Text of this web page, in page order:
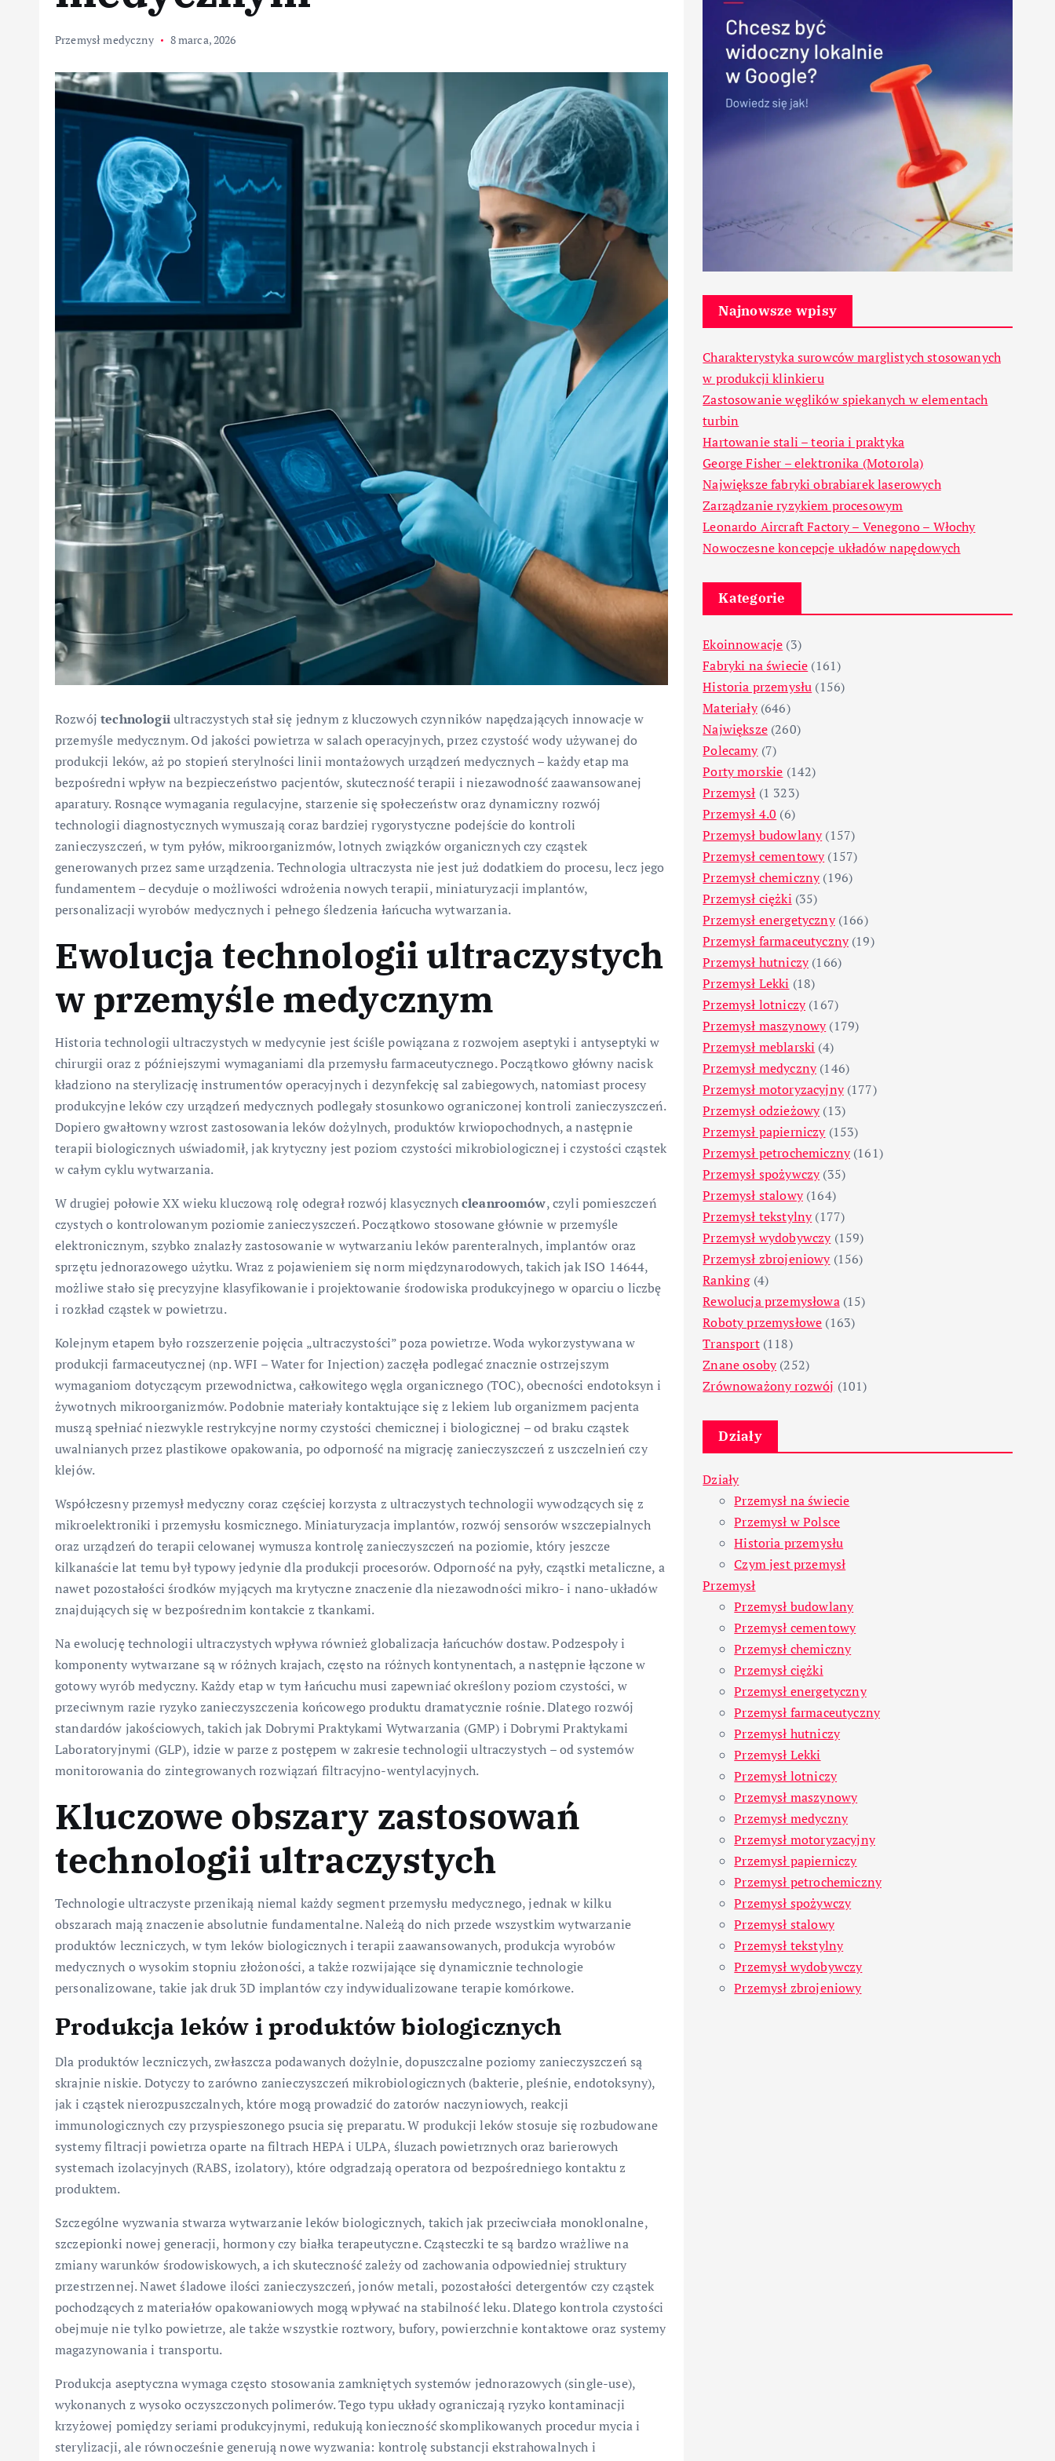
Przemysł medyczny 8 marca, 2026
Rozwójtechnologiiultraczystych stał się jednym z kluczowych czynników napędzających innowacje w
przemyśle medycznym. Od jakości powietrza w salach operacyjnych, przez czystość wody używanej do
produkcji leków, aż po stopień sterylności linii montażowych urządzeń medycznych – każdy etap ma
bezpośredni wpływ na bezpieczeństwo pacjentów, skuteczność terapii i niezawodność zaawansowanej
aparatury. Rosnące wymagania regulacyjne, starzenie się społeczeństw oraz dynamiczny rozwój
technologii diagnostycznych wymuszają coraz bardziej rygorystyczne podejście do kontroli
zanieczyszczeń, w tym pyłów, mikroorganizmów, lotnych związków organicznych czy cząstek
generowanych przez same urządzenia. Technologia ultraczysta nie jest już dodatkiem do procesu, lecz jego
fundamentem – decyduje o możliwości wdrożenia nowych terapii, miniaturyzacji implantów,
personalizacji wyrobów medycznych i pełnego śledzenia łańcucha wytwarzania.
Ewolucja technologii ultraczystych
w przemyśle medycznym
Historia technologii ultraczystych w medycynie jest ściśle powiązana z rozwojem aseptyki i antyseptyki w
chirurgii oraz z późniejszymi wymaganiami dla przemysłu farmaceutycznego. Początkowo główny nacisk
kładziono na sterylizację instrumentów operacyjnych i dezynfekcję sal zabiegowych, natomiast procesy
produkcyjne leków czy urządzeń medycznych podlegały stosunkowo ograniczonej kontroli zanieczyszczeń.
Dopiero gwałtowny wzrost zastosowania leków dożylnych, produktów krwiopochodnych, a następnie
terapii biologicznych uświadomił, jak krytyczny jest poziom czystości mikrobiologicznej i czystości cząstek
w całym cyklu wytwarzania.
W drugiej połowie XX wieku kluczową rolę odegrał rozwój klasycznychcleanroomów, czyli pomieszczeń
czystych o kontrolowanym poziomie zanieczyszczeń. Początkowo stosowane głównie w przemyśle
elektronicznym, szybko znalazły zastosowanie w wytwarzaniu leków parenteralnych, implantów oraz
sprzętu jednorazowego użytku. Wraz z pojawieniem się norm międzynarodowych, takich jak ISO 14644,
możliwe stało się precyzyjne klasyfikowanie i projektowanie środowiska produkcyjnego w oparciu o liczbę
i rozkład cząstek w powietrzu.
Kolejnym etapem było rozszerzenie pojęcia „ultraczystości” poza powietrze. Woda wykorzystywana w
produkcji farmaceutycznej (np. WFI – Water for Injection) zaczęła podlegać znacznie ostrzejszym
wymaganiom dotyczącym przewodnictwa, całkowitego węgla organicznego (TOC), obecności endotoksyn i
żywotnych mikroorganizmów. Podobnie materiały kontaktujące się z lekiem lub organizmem pacjenta
muszą spełniać niezwykle restrykcyjne normy czystości chemicznej i biologicznej – od braku cząstek
uwalnianych przez plastikowe opakowania, po odporność na migrację zanieczyszczeń z uszczelnień czy
klejów.
Współczesny przemysł medyczny coraz częściej korzysta z ultraczystych technologii wywodzących się z
mikroelektroniki i przemysłu kosmicznego. Miniaturyzacja implantów, rozwój sensorów wszczepialnych
oraz urządzeń do terapii celowanej wymusza kontrolę zanieczyszczeń na poziomie, który jeszcze
kilkanaście lat temu był typowy jedynie dla produkcji procesorów. Odporność na pyły, cząstki metaliczne, a
nawet pozostałości środków myjących ma krytyczne znaczenie dla niezawodności mikro- i nano-układów
znajdujących się w bezpośrednim kontakcie z tkankami.
Na ewolucję technologii ultraczystych wpływa również globalizacja łańcuchów dostaw. Podzespoły i
komponenty wytwarzane są w różnych krajach, często na różnych kontynentach, a następnie łączone w
gotowy wyrób medyczny. Każdy etap w tym łańcuchu musi zapewniać określony poziom czystości, w
przeciwnym razie ryzyko zanieczyszczenia końcowego produktu dramatycznie rośnie. Dlatego rozwój
standardów jakościowych, takich jak Dobrymi Praktykami Wytwarzania (GMP) i Dobrymi Praktykami
Laboratoryjnymi (GLP), idzie w parze z postępem w zakresie technologii ultraczystych – od systemów
monitorowania do zintegrowanych rozwiązań filtracyjno-wentylacyjnych.
Kluczowe obszary zastosowań
technologii ultraczystych
Technologie ultraczyste przenikają niemal każdy segment przemysłu medycznego, jednak w kilku
obszarach mają znaczenie absolutnie fundamentalne. Należą do nich przede wszystkim wytwarzanie
produktów leczniczych, w tym leków biologicznych i terapii zaawansowanych, produkcja wyrobów
medycznych o wysokim stopniu złożoności, a także rozwijające się dynamicznie technologie
personalizowane, takie jak druk 3D implantów czy indywidualizowane terapie komórkowe.
Produkcja leków i produktów biologicznych
Dla produktów leczniczych, zwłaszcza podawanych dożylnie, dopuszczalne poziomy zanieczyszczeń są
skrajnie niskie. Dotyczy to zarówno zanieczyszczeń mikrobiologicznych (bakterie, pleśnie, endotoksyny),
jak i cząstek nierozpuszczalnych, które mogą prowadzić do zatorów naczyniowych, reakcji
immunologicznych czy przyspieszonego psucia się preparatu. W produkcji leków stosuje się rozbudowane
systemy filtracji powietrza oparte na filtrach HEPA i ULPA, śluzach powietrznych oraz barierowych
systemach izolacyjnych (RABS, izolatory), które odgradzają operatora od bezpośredniego kontaktu z
produktem.
Szczególne wyzwania stwarza wytwarzanie leków biologicznych, takich jak przeciwciała monoklonalne,
szczepionki nowej generacji, hormony czy białka terapeutyczne. Cząsteczki te są bardzo wrażliwe na
zmiany warunków środowiskowych, a ich skuteczność zależy od zachowania odpowiedniej struktury
przestrzennej. Nawet śladowe ilości zanieczyszczeń, jonów metali, pozostałości detergentów czy cząstek
pochodzących z materiałów opakowaniowych mogą wpływać na stabilność leku. Dlatego kontrola czystości
obejmuje nie tylko powietrze, ale także wszystkie roztwory, bufory, powierzchnie kontaktowe oraz systemy
magazynowania i transportu.
Produkcja aseptyczna wymaga często stosowania zamkniętych systemów jednorazowych (single-use),
wykonanych z wysoko oczyszczonych polimerów. Tego typu układy ograniczają ryzyko kontaminacji
krzyżowej pomiędzy seriami produkcyjnymi, redukują konieczność skomplikowanych procedur mycia i
sterylizacji, ale równocześnie generują nowe wyzwania: kontrolę substancji ekstrahowalnych i
Najnowsze wpisy
Charakterystyka surowców marglistych stosowanych
w produkcji klinkieru
Zastosowanie węglików spiekanych w elementach
turbin
Hartowanie stali – teoria i praktyka
George Fisher – elektronika (Motorola)
Największe fabryki obrabiarek laserowych
Zarządzanie ryzykiem procesowym
Leonardo Aircraft Factory – Venegono – Włochy
Nowoczesne koncepcje układów napędowych
Kategorie
Ekoinnowacje (3)
Fabryki na świecie (161)
Historia przemysłu (156)
Materiały(646)
Największe(260)
Polecamy(7)
Porty morskie (142)
Przemysł (1 323)
Przemysł 4.0 (6)
Przemysł budowlany(157)
Przemysł cementowy(157)
Przemysł chemiczny(196)
Przemysł ciężki (35)
Przemysł energetyczny(166)
Przemysł farmaceutyczny(19)
Przemysł hutniczy(166)
Przemysł Lekki (18)
Przemysł lotniczy(167)
Przemysł maszynowy(179)
Przemysł meblarski (4)
Przemysł medyczny(146)
Przemysł motoryzacyjny(177)
Przemysł odzieżowy(13)
Przemysł papierniczy(153)
Przemysł petrochemiczny(161)
Przemysł spożywczy(35)
Przemysł stalowy(164)
Przemysł tekstylny(177)
Przemysł wydobywczy(159)
Przemysł zbrojeniowy(156)
Ranking(4)
Rewolucja przemysłowa(15)
Roboty przemysłowe (163)
Transport(118)
Znane osoby(252)
Zrównoważony rozwój (101)
Działy
Działy
Przemysł na świecie
Przemysł w Polsce
Historia przemysłu
Czym jest przemysł
Przemysł
Przemysł budowlany
Przemysł cementowy
Przemysł chemiczny
Przemysł ciężki
Przemysł energetyczny
Przemysł farmaceutyczny
Przemysł hutniczy
Przemysł Lekki
Przemysł lotniczy
Przemysł maszynowy
Przemysł medyczny
Przemysł motoryzacyjny
Przemysł papierniczy
Przemysł petrochemiczny
Przemysł spożywczy
Przemysł stalowy
Przemysł tekstylny
Przemysł wydobywczy
Przemysł zbrojeniowy